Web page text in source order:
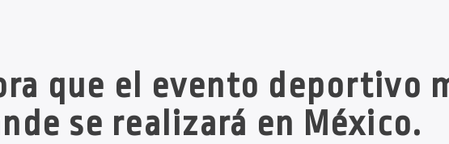
que el evento deportivo
se realizará en México.